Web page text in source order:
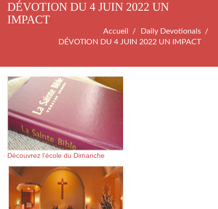
DÉVOTION DU 4 JUIN 2022 UN
IMPACT
Accueil
Daily Devotionals
DÉVOTION DU 4 JUIN 2022 UN IMPACT
Découvrez l’école du Dimanche